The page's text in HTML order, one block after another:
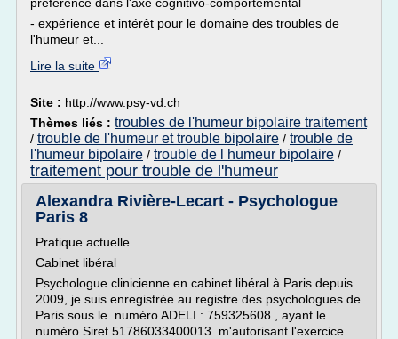
- expérience et intérêt pour le domaine des troubles de
l'humeur et...
Lire la suite
Site : http://www.psy-vd.ch
Thèmes liés : troubles de l'humeur bipolaire traitement
/ trouble de l'humeur et trouble bipolaire / trouble de
l'humeur bipolaire / trouble de l humeur bipolaire /
traitement pour trouble de l'humeur
Alexandra Rivière-Lecart - Psychologue
Paris 8
Pratique actuelle
Cabinet libéral
Psychologue clinicienne en cabinet libéral à Paris depuis
2009, je suis enregistrée au registre des psychologues de
Paris sous le numéro ADELI : 759325608 , ayant le
numéro Siret 51786033400013 m'autorisant l'exercice